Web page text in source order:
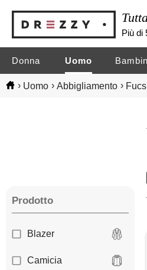
Più di
Donna Uomo
› Uomo › Abbigliamento ›
Prodotto
Blazer
Camicia